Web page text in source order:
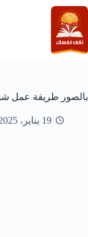
التجاوز
إلى
المحتوى
بالصور طريقة عمل
19 يناير، 2025